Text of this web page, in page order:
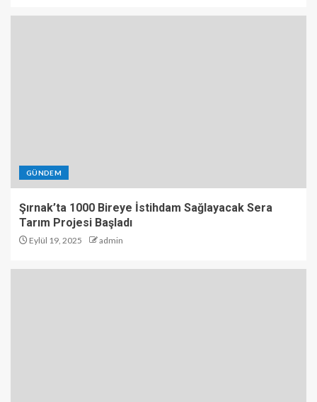
GÜNDEM
Şırnak’ta 1000 Bireye İstihdam Sağlayacak Sera
Tarım Projesi Başladı
Eylül 19, 2025 admin